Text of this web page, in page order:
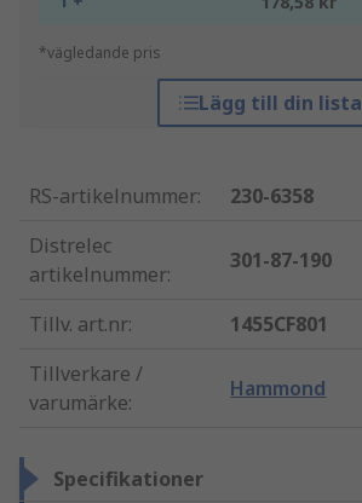
*vägledande pris
Lägg till din lista
RS-artikelnummer:
230-6358
Distrelec
artikelnummer:
301-87-190
Tillv. art.nr:
1455CF801
Tillverkare /
varumärke:
Hammond
Specifikationer